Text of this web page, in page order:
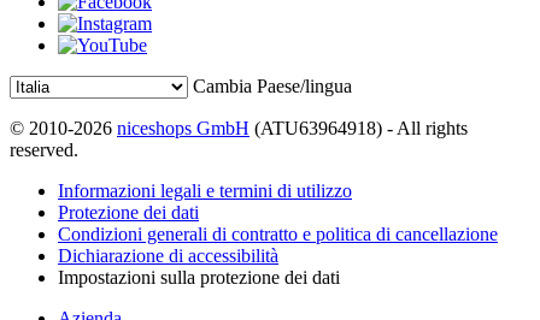
Cambia Paese/lingua
© 2010-2026 niceshops GmbH (ATU63964918) - All rights
reserved.
Informazioni legali e termini di utilizzo
Protezione dei dati
Condizioni generali di contratto e politica di cancellazione
Dichiarazione di accessibilità
Impostazioni sulla protezione dei dati